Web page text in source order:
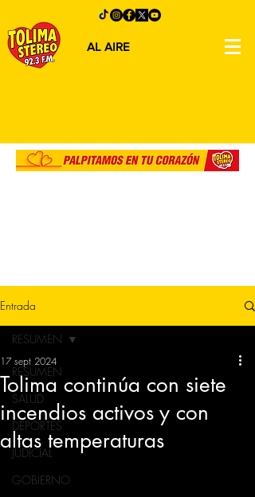
AL AIRE
Entrada
RESUMEN
SALUD
DEPORTES
JUDICIAL
GOBIERNO
RESUMEN
Tolima continúa con siete
incendios activos y con
altas temperaturas
17 sept 2024